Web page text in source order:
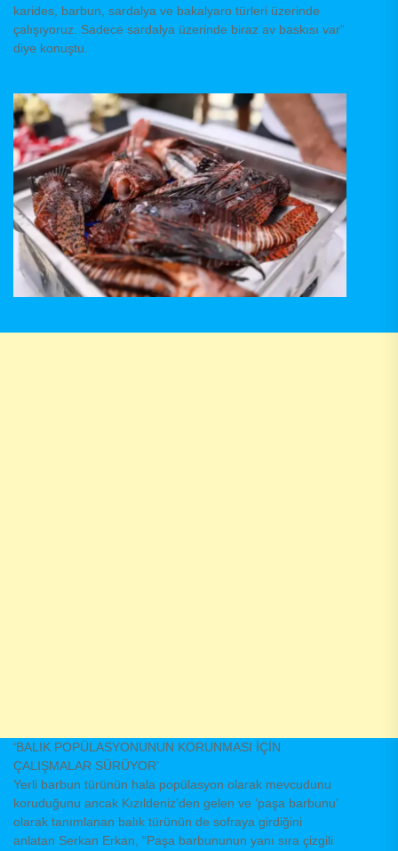
karides, barbun, sardalya ve bakalyaro türleri üzerinde
çalışıyoruz. Sadece sardalya üzerinde biraz av baskısı var”
diye konuştu.
‘BALIK POPÜLASYONUNUN KORUNMASI İÇİN
ÇALIŞMALAR SÜRÜYOR’
Yerli barbun türünün hala popülasyon olarak mevcudunu
koruduğunu ancak Kızıldeniz’den gelen ve ‘paşa barbunu’
olarak tanımlanan balık türünün de sofraya girdiğini
anlatan Serkan Erkan, “Paşa barbununun yanı sıra çizgili